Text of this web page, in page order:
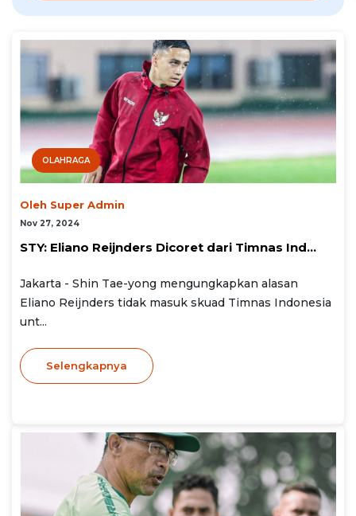
OLAHRAGA
Oleh Super Admin
Nov 27, 2024
STY: Eliano Reijnders Dicoret dari Timnas Ind...
Jakarta - Shin Tae-yong mengungkapkan alasan
Eliano Reijnders tidak masuk skuad Timnas Indonesia
unt...
Selengkapnya